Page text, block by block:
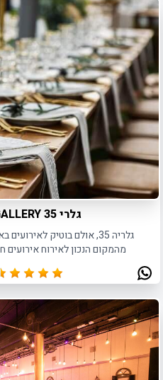
גלרי GALLERY 35 - אשדוד
גלריה 35, אולם בוטיק